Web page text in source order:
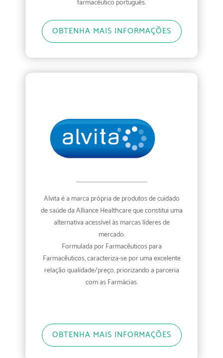
farmacêutico português.
OBTENHA MAIS INFORMAÇÕES
Alvita é a marca própria de produtos de cuidado
de saúde da Alliance Healthcare que constitui uma
alternativa acessível às marcas líderes de
mercado.
Formulada por Farmacêuticos para
Farmacêuticos, caracteriza-se por uma excelente
relação qualidade/preço, priorizando a parceria
com as Farmácias.
OBTENHA MAIS INFORMAÇÕES